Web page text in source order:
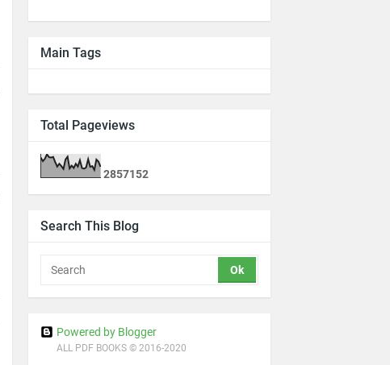
Main Tags
Total Pageviews
2857152
Search This Blog
Powered by Blogger
ALL PDF BOOKS © 2016-2020